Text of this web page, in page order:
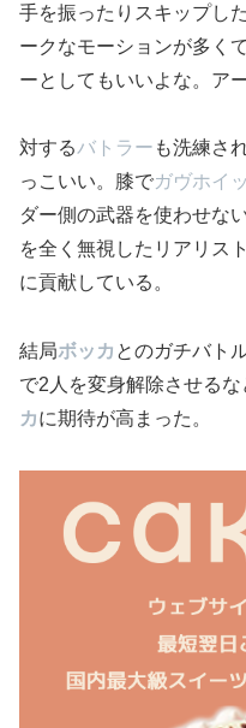
手を振ったりスキップし
ークなモーションが多くて
ーとしてもいいよな。ア
対するバトラー も洗練さ
っこいい。膝でガヴホイ
ダー側の武器を使わせな
を全く無視したリアリス
に貢献している。
結局ボッカ とのガチバト
で2人を変身解除させる
カに期待が高まった。